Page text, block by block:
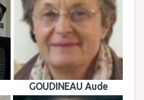
GOUDINEAU Aude